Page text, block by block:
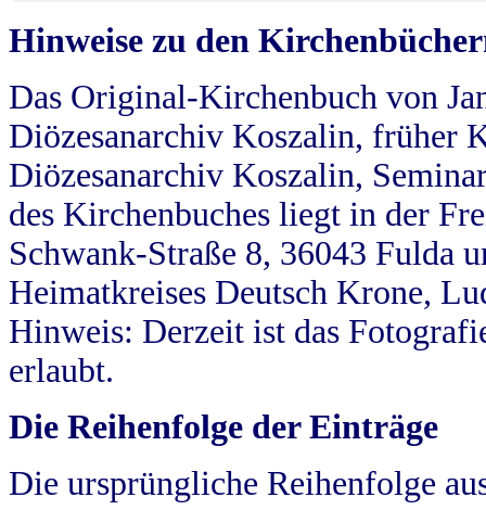
Hinweise zu den
Das Original-Kirchenbuch von
Diözesanarchiv Koszalin, früher
Diözesanarchiv Koszalin,
des Kirchenbuches liegt in der
Schwank-Straße 8, 36043 Fulda
Heimatkreises Deutsch Krone,
Hinweis: Derzeit ist das
erlaubt.
Die Reihenfolge der Einträge
Die ursprüngliche Reihenfolge